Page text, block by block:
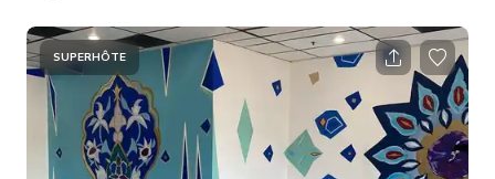
et fond de fresque colorée *Nous disposons également d'un
espace événementiel au rez-de-chaussée qui peut être loué
conjointement avec l'espace coworking ou éventuellement
loué par un autre client en même temps Les commodités
incluent : • Ent
SUPERHÔTE